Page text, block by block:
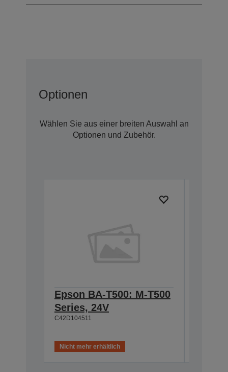
Optionen
Wählen Sie aus einer breiten Auswahl an
Optionen und Zubehör.
Epson BA-T500: M-T500
Series, 24V
C42D104511
Nicht mehr erhältlich